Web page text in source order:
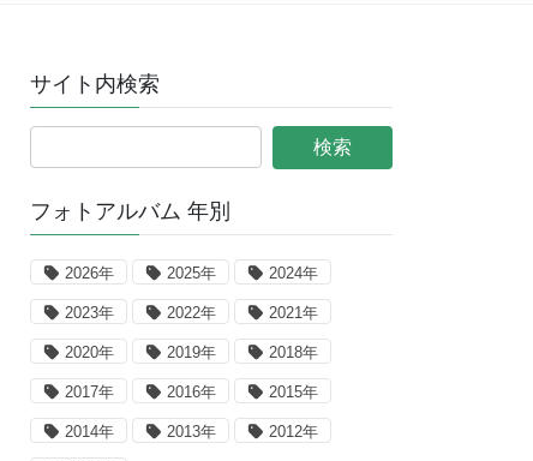
サイト内検索
フォトアルバム 年別
2026年 2025年 2024年
2023年 2022年 2021年
2020年 2019年 2018年
2017年 2016年 2015年
2014年 2013年 2012年